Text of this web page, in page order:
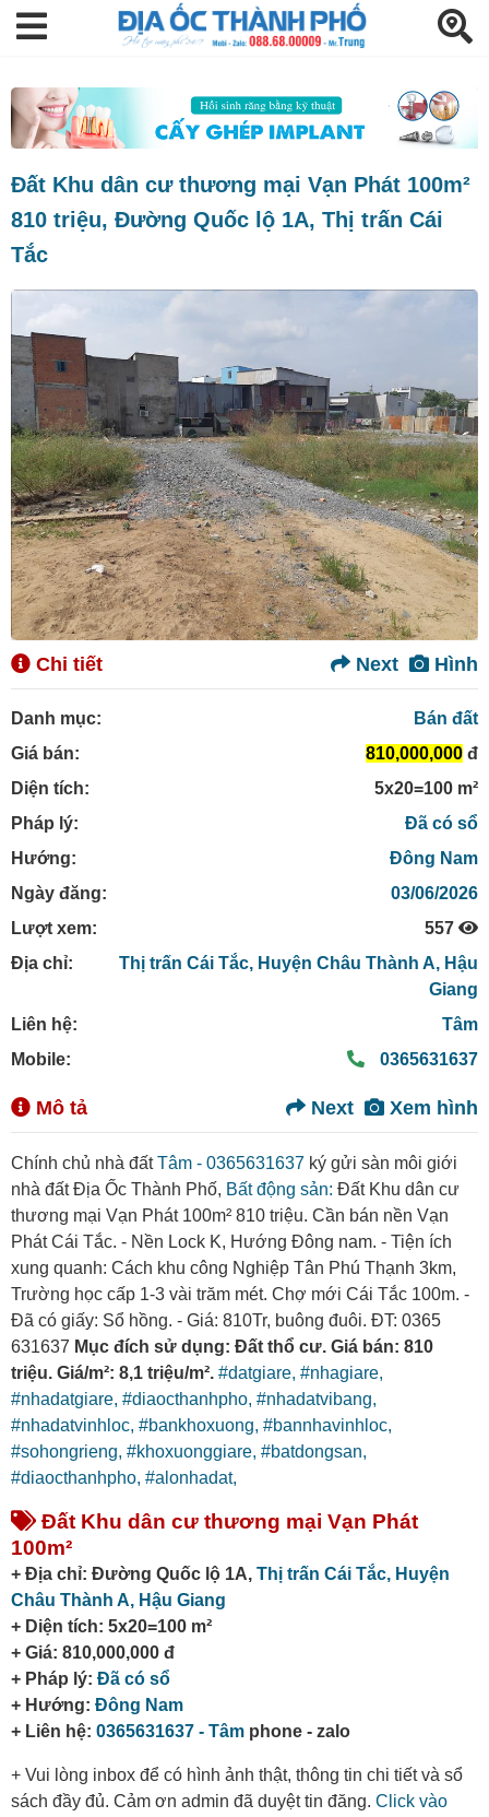
Đất Khu dân cư thương mại Vạn Phát 100m²
810 triệu, Đường Quốc lộ 1A, Thị trấn Cái
Tắc
Chi tiết Hình
Next
Danh mục:
Bán đất
Giá bán:
810,000,000 đ
Diện tích:
5x20=100 m²
Pháp lý:
Đã có sổ
Hướng:
Đông Nam
Ngày đăng:
03/06/2026
Lượt xem:
557
Địa chỉ:
Thị trấn Cái Tắc, Huyện Châu Thành A, Hậu
Giang
Liên hệ:
Tâm
Mobile:
0365631637
Mô tả Xem hình
Next
Chính chủ nhà đấtTâm - 0365631637 ký gửi sàn môi giới
nhà đất Địa Ốc Thành Phố, Bất động sản: Đất Khu dân cư
thương mại Vạn Phát 100m² 810 triệu. Cần bán nền Vạn
Phát Cái Tắc. - Nền Lock K, Hướng Đông nam. - Tiện ích
xung quanh: Cách khu công Nghiệp Tân Phú Thạnh 3km,
Trường học cấp 1-3 vài trăm mét. Chợ mới Cái Tắc 100m. -
Đã có giấy: Sổ hồng. - Giá: 810Tr, buông đuôi. ĐT: 0365
631637 Mục đích sử dụng: Đất thổ cư. Giá bán: 810
triệu. Giá/m²: 8,1 triệu/m². #datgiare, #nhagiare,
#nhadatgiare, #diaocthanhpho, #nhadatvibang,
#nhadatvinhloc, #bankhoxuong, #bannhavinhloc,
#sohongrieng, #khoxuonggiare, #batdongsan,
#diaocthanhpho, #alonhadat,
Đất Khu dân cư thương mại Vạn Phát
100m²
+ Địa chỉ: Đường Quốc lộ 1A, Thị trấn Cái Tắc, Huyện
Châu Thành A, Hậu Giang
+ Diện tích: 5x20=100 m²
+ Giá: 810,000,000 đ
+ Pháp lý: Đã có sổ
+ Hướng: Đông Nam
+ Liên hệ: 0365631637 - Tâm phone - zalo
+ Vui lòng inbox để có hình ảnh thật, thông tin chi tiết và sổ
sách đầy đủ. Cảm ơn admin đã duyệt tin đăng. Click vào